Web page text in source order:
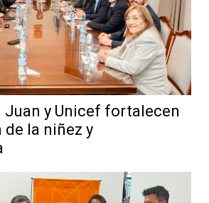
Juan y Unicef fortalecen
de la niñez y